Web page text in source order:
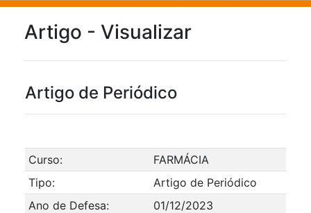
Artigo - Visualizar
Artigo de Periódico
Curso:
FARMÁCIA
Tipo:
Artigo de Periódico
Ano de Defesa:
01/12/2023